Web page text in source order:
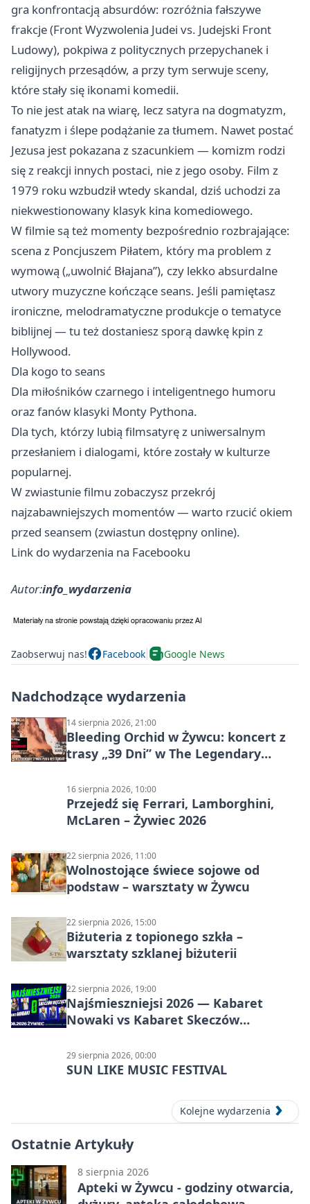
gra konfrontacją absurdów: rozróżnia fałszywe
frakcje (Front Wyzwolenia Judei vs. Judejski Front
Ludowy), pokpiwa z politycznych przepychanek i
religijnych przesądów, a przy tym serwuje sceny,
które stały się ikonami komedii.
To nie jest atak na wiarę, lecz satyra na dogmatyzm,
fanatyzm i ślepe podążanie za tłumem. Nawet postać
Jezusa jest pokazana z szacunkiem — komizm rodzi
się z reakcji innych postaci, nie z jego osoby. Film z
1979 roku wzbudził wtedy skandal, dziś uchodzi za
niekwestionowany klasyk kina komediowego.
W filmie są też momenty bezpośrednio rozbrajające:
scena z Poncjuszem Piłatem, który ma problem z
wymową („uwolnić Błajana”), czy lekko absurdalne
utwory muzyczne kończące seans. Jeśli pamiętasz
ironiczne, melodramatyczne produkcje o tematyce
biblijnej — tu też dostaniesz sporą dawkę kpin z
Hollywood.
Dla kogo to seans
Dla miłośników czarnego i inteligentnego humoru
oraz fanów klasyki Monty Pythona.
Dla tych, którzy lubią filmsatyrę z uniwersalnym
przesłaniem i dialogami, które zostały w kulturze
popularnej.
W zwiastunie filmu zobaczysz przekrój
najzabawniejszych momentów — warto rzucić okiem
przed seansem (zwiastun dostępny online).
Link do wydarzenia na Facebooku
Autor:info_wydarzenia
Zaobserwuj nas! Facebook Google News
Nadchodzące wydarzenia
14 sierpnia 2026, 21:00
Bleeding Orchid w Żywcu: koncert z
trasy „39 Dni” w The Legendary
16 sierpnia 2026, 10:00
Przejedź się Ferrari, Lamborghini,
McLaren – Żywiec 2026
22 sierpnia 2026, 11:00
Wolnostojące świece sojowe od
podstaw – warsztaty w Żywcu
22 sierpnia 2026, 15:00
Biżuteria z topionego szkła –
warsztaty szklanej biżuterii
22 sierpnia 2026, 19:00
Najśmieszniejsi 2026 — Kabaret
Nowaki vs Kabaret Skeczów
29 sierpnia 2026, 00:00
SUN LIKE MUSIC FESTIVAL
Kolejne wydarzenia
Ostatnie Artykuły
8 sierpnia 2026
Apteki w Żywcu - godziny otwarcia,